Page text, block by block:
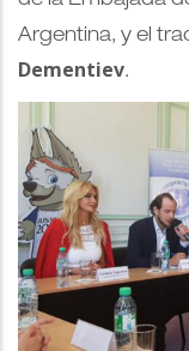
Argentina, y el
Dementiev.